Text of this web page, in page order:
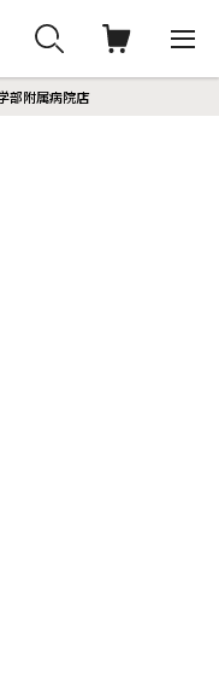
部附属病院店